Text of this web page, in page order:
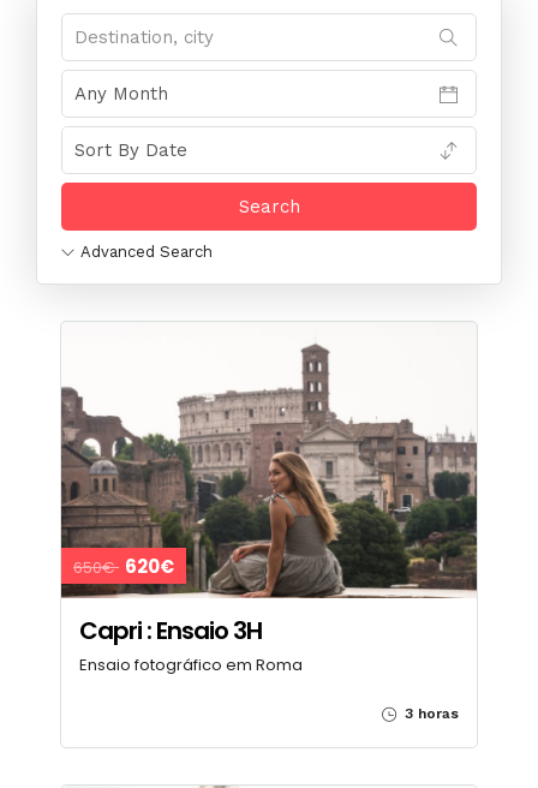
Advanced Search
650€ 620€
Capri : Ensaio 3H
Ensaio fotográfico em Roma
3 horas